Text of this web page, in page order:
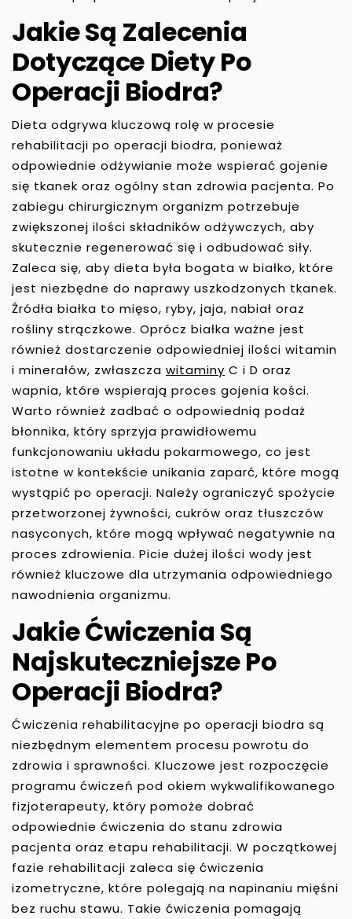
Jakie Są Zalecenia
Dotyczące Diety Po
Operacji Biodra?
Dieta odgrywa kluczową rolę w procesie
rehabilitacji po operacji biodra, ponieważ
odpowiednie odżywianie może wspierać gojenie
się tkanek oraz ogólny stan zdrowia pacjenta. Po
zabiegu chirurgicznym organizm potrzebuje
zwiększonej ilości składników odżywczych, aby
skutecznie regenerować się i odbudować siły.
Zaleca się, aby dieta była bogata w białko, które
jest niezbędne do naprawy uszkodzonych tkanek.
Źródła białka to mięso, ryby, jaja, nabiał oraz
rośliny strączkowe. Oprócz białka ważne jest
również dostarczenie odpowiedniej ilości witamin
i minerałów, zwłaszcza witaminy C i D oraz
wapnia, które wspierają proces gojenia kości.
Warto również zadbać o odpowiednią podaż
błonnika, który sprzyja prawidłowemu
funkcjonowaniu układu pokarmowego, co jest
istotne w kontekście unikania zaparć, które mogą
wystąpić po operacji. Należy ograniczyć spożycie
przetworzonej żywności, cukrów oraz tłuszczów
nasyconych, które mogą wpływać negatywnie na
proces zdrowienia. Picie dużej ilości wody jest
również kluczowe dla utrzymania odpowiedniego
nawodnienia organizmu.
Jakie Ćwiczenia Są
Najskuteczniejsze Po
Operacji Biodra?
Ćwiczenia rehabilitacyjne po operacji biodra są
niezbędnym elementem procesu powrotu do
zdrowia i sprawności. Kluczowe jest rozpoczęcie
programu ćwiczeń pod okiem wykwalifikowanego
fizjoterapeuty, który pomoże dobrać
odpowiednie ćwiczenia do stanu zdrowia
pacjenta oraz etapu rehabilitacji. W początkowej
fazie rehabilitacji zaleca się ćwiczenia
izometryczne, które polegają na napinaniu mięśni
bez ruchu stawu. Takie ćwiczenia pomagają